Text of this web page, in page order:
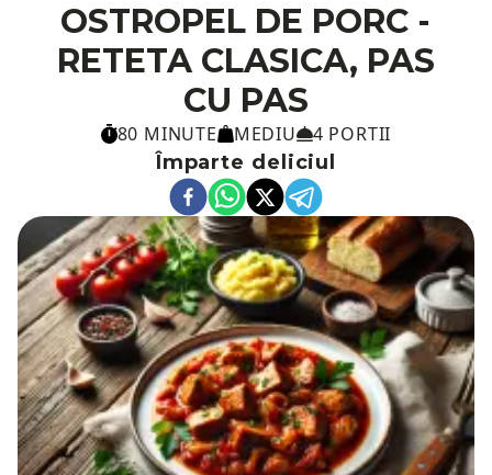
OSTROPEL DE PORC -
RETETA CLASICA, PAS
CU PAS
80 MINUTE MEDIU
4 PORTII
Împarte deliciul